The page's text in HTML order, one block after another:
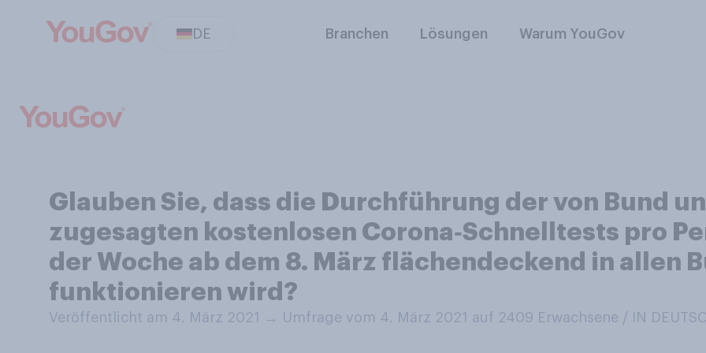
DE Branchen Lösungen Warum YouGov
Glauben Sie, dass die Durchführung der von Bund
zugesagten kostenlosen Corona‑Schnelltests pro
der Woche ab dem 8. März flächendeckend in allen
funktionieren wird?
Veröffentlicht am 4. März 2021 → Umfrage vom 4. März 2021 auf 2409 Erwachsene / IN